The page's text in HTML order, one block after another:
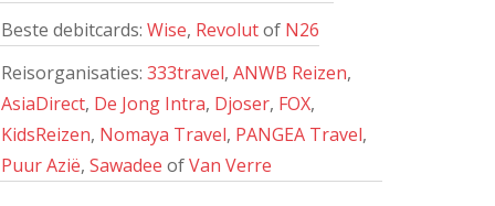
Beste debitcards: Wise, Revolutof N26
Reisorganisaties: 333travel, ANWB Reizen,
AsiaDirect, De Jong Intra, Djoser, FOX,
KidsReizen, Nomaya Travel, PANGEA Travel,
Puur Azië, Sawadee ofVan Verre